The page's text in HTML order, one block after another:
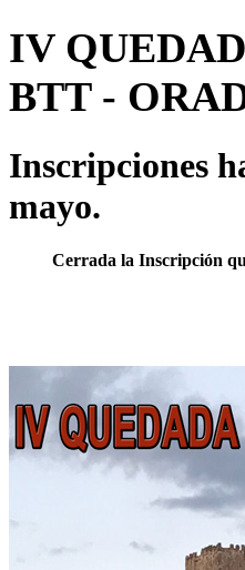
IV
BTT -
Inscripciones
mayo.
Cerrada la Inscripción